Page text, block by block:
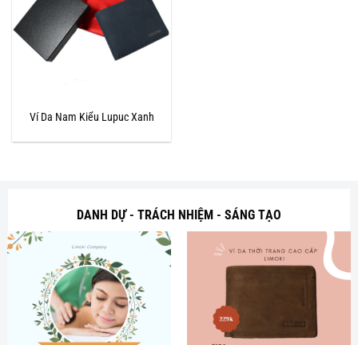
Ví Da Nam Kiểu Lupuc Xanh
DANH DỰ - TRÁCH NHIỆM - SÁNG TẠO